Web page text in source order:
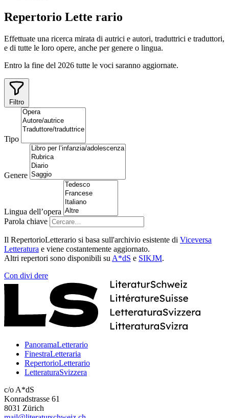
Repertorio Lette rario
Effettuate una ricerca mirata di autrici e autori, traduttrici e traduttori,
e di tutte le loro opere, anche per genere o lingua.
Entro la fine del 2026 tutte le voci saranno aggiornate.
Filtro
Tipo
Genere
Lingua dell’opera
Parola chiave
Il RepertorioLetterario si basa sull'archivio esistente di Viceversa
Letteratura e viene costantemente aggiornato.
Altri repertori sono disponibili su A*dS e SIKJM.
Con divi dere
PanoramaLetterario
FinestraLetteraria
RepertorioLetterario
LetteraturaSvizzera
c/o A*dS
Konradstrasse 61
8031 Zürich